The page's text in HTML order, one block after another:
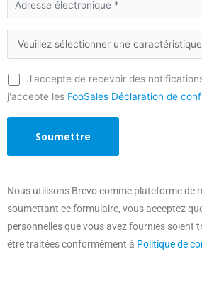
J'accepte de recevoir des
j'accepte les FooSales Déclaration de
Nous utilisons Brevo comme plateforme de
soumettant ce formulaire, vous acceptez
personnelles que vous avez fournies soient
être traitées conformément à Politique de